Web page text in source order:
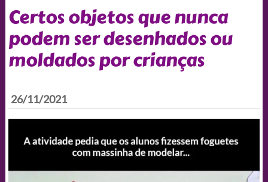
Certos objetos que nunca
podem ser desenhados ou
moldados por crianças
26/11/2021